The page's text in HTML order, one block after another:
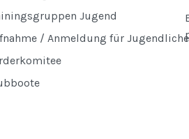
Jugend
/ Anmeldung für Jugendliche